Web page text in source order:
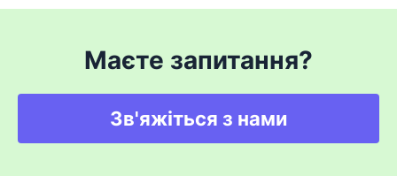
Маєте запитання?
Зв'яжіться з нами